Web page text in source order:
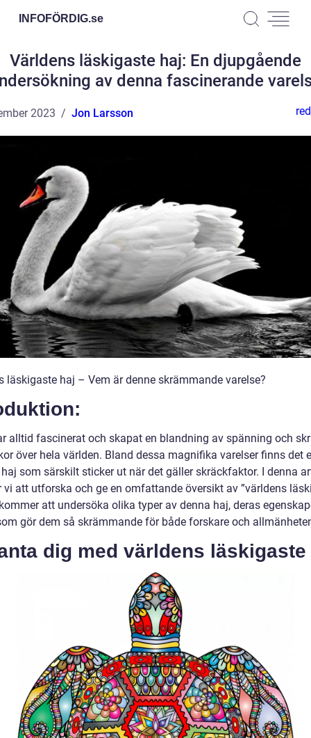
INFOFÖRDIG.se
Världens läskigaste haj: En djupgående
av denna fascinerande
2023 Jon Larsson
läskigaste haj – Vem är denne skrämmande varelse?
alltid fascinerat och skapat en blandning av spänning och
över hela världen. Bland dessa magnifika varelser finns det
som särskilt sticker ut när det gäller skräckfaktor. I denna
vi att utforska och ge en omfattande översikt av ”världens
att undersöka olika typer av denna haj, deras
gör dem så skrämmande för både forskare och
dig med världens läskigaste